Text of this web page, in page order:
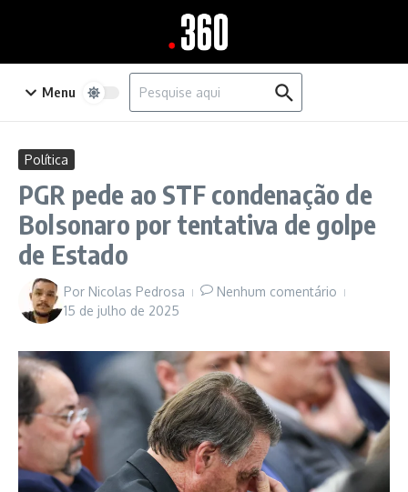
Menu
Procurar por:
Política
PGR pede ao STF condenação de
Bolsonaro por tentativa de golpe
de Estado
Por Nicolas Pedrosa
Nenhum comentário
15 de julho de 2025